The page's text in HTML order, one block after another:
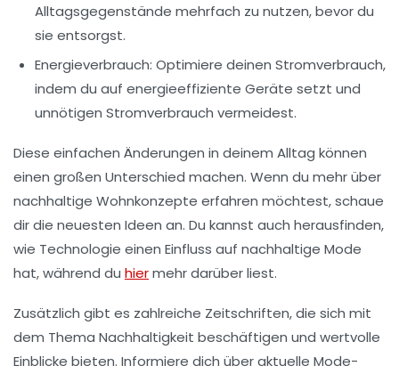
Alltagsgegenstände mehrfach zu nutzen, bevor du
sie entsorgst.
Energieverbrauch: Optimiere deinen Stromverbrauch,
indem du auf energieeffiziente Geräte setzt und
unnötigen Stromverbrauch vermeidest.
Diese einfachen Änderungen in deinem Alltag können
einen großen Unterschied machen. Wenn du mehr über
nachhaltige Wohnkonzepte erfahren möchtest, schaue
dir die neuesten Ideen an. Du kannst auch herausfinden,
wie Technologie einen Einfluss auf nachhaltige Mode
hat, während du hiermehr darüber liest.
Zusätzlich gibt es zahlreiche Zeitschriften, die sich mit
dem Thema Nachhaltigkeit beschäftigen und wertvolle
Einblicke bieten. Informiere dich über aktuelle Mode-